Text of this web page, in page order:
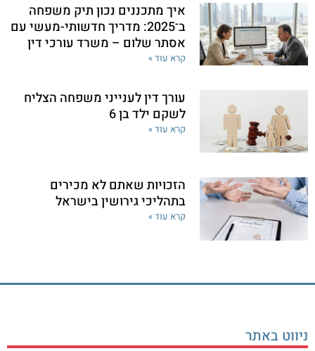
איך מתכננים נכון תיק משפחה
ב־2025: מדריך חדשותי-מעשי עם
אסתר שלום – משרד עורכי דין
קרא עוד »
עורך דין לענייני משפחה הצליח
לשקם ילד בן 6
קרא עוד »
הזכויות שאתם לא מכירים
בתהליכי גירושין בישראל
קרא עוד »
ניווט באתר